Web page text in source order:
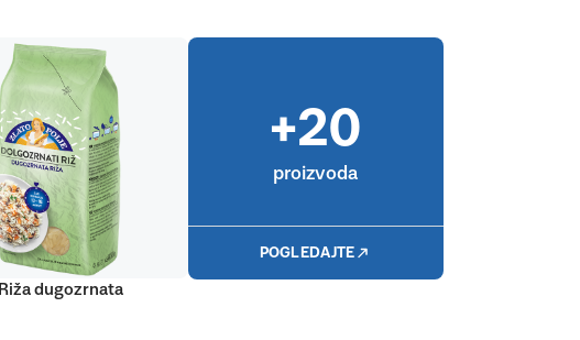
Riža dugozrnata
+20
proizvoda
POGLEDAJTE